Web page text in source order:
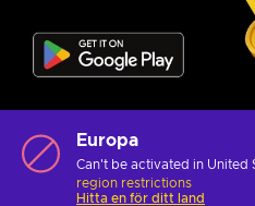
Europa
Can't be activated in United
region restrictions
Hitta en för ditt land